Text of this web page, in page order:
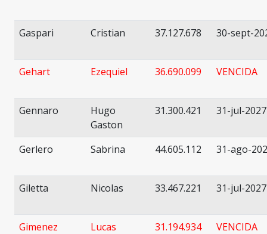
Gaspari Cristian 37.127.678 30-sept-
Gehart Ezequiel 36.690.099 VENCIDA
Gennaro
Hugo
Gaston
31.300.421 31-jul-2027
Gerlero Sabrina 44.605.112 31-ago-
Giletta Nicolas 33.467.221 31-jul-2027
Gimenez
Lucas
31.194.934 VENCIDA